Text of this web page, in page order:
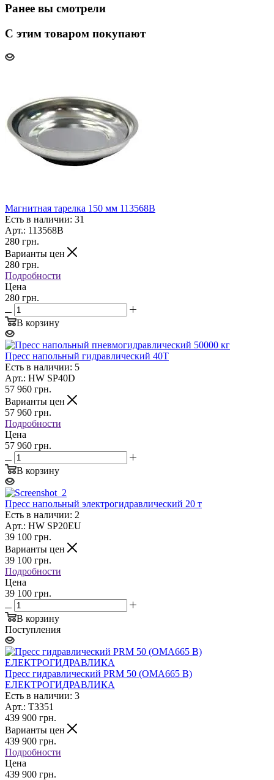
Ранее вы смотрели
С этим товаром покупают
Магнитная тарелка 150 мм 113568B
Есть в наличии: 31
Арт.: 113568B
280 грн.
Варианты цен
280 грн.
Подробности
Цена
280 грн.
В корзину
Пресс напольный гидравлический 40T
Есть в наличии: 5
Арт.: HW SP40D
57 960 грн.
Варианты цен
57 960 грн.
Подробности
Цена
57 960 грн.
В корзину
Пресс напольный электрогидравлический 20 т
Есть в наличии: 2
Арт.: HW SP20EU
39 100 грн.
Варианты цен
39 100 грн.
Подробности
Цена
39 100 грн.
В корзину
Поступления
Пресс гидравлический PRM 50 (OMA665 В)
ЕЛЕКТРОГИДРАВЛИКА
Есть в наличии: 3
Арт.: T3351
439 900 грн.
Варианты цен
439 900 грн.
Подробности
Цена
439 900 грн.